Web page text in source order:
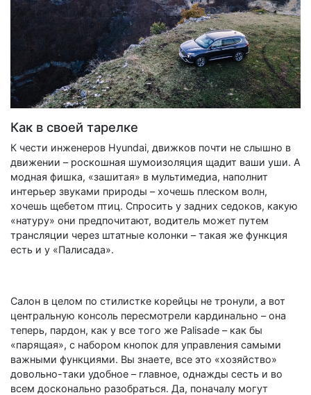
Как в своей тарелке
К чести инженеров Hyundai, движков почти не слышно в
движении – роскошная шумоизоляция щадит ваши уши. А
модная фишка, «зашитая» в мультимедиа, наполнит
интерьер звуками природы – хочешь плеском волн,
хочешь щебетом птиц. Спросить у задних седоков, какую
«натуру» они предпочитают, водитель может путем
трансляции через штатные колонки – такая же функция
есть и у «Палисада».
Салон в целом по стилистке корейцы не тронули, а вот
центральную консоль пересмотрели кардинально – она
теперь, пардон, как у все того же Palisade – как бы
«парящая», с набором кнопок для управления самыми
важными функциями. Вы знаете, все это «хозяйство»
довольно-таки удобное – главное, однажды сесть и во
всем досконально разобраться. Да, поначалу могут